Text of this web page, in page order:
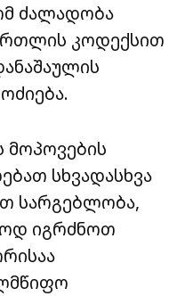
ძალადობა
კოდექსით
მოპოვების
სხვადასხვა
სარგებლობა,
იგრძნოთ